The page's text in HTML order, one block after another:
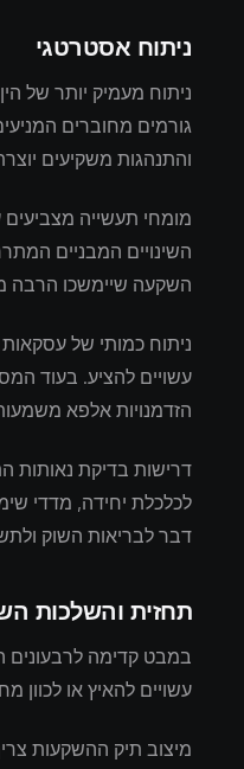
ניתוח אסטרטגי
גורמים מחוברים
והתנהגות משקיעים
השינויים המבניים
השקעה שיימשכו הרבה
ניתוח כמותי של
עשויים להציע. בעוד
הזדמנויות אלפא
דרישות בדיקת נאותות
לכלכלת יחידה, מדדי
דבר לבריאות השוק
תחזית והשלכות
במבט קדימה
עשויים להאיץ או
מיצוב תיק ההשקעות